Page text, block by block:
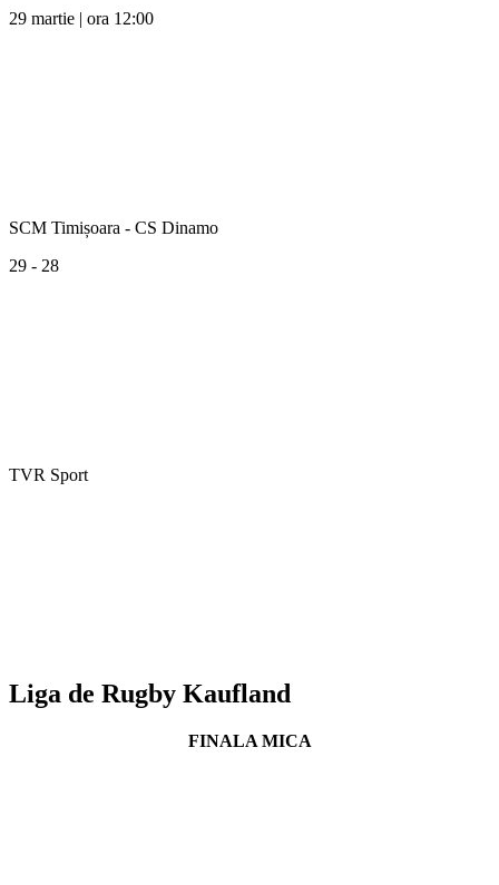
29 martie | ora 12:00
SCM Timișoara - CS Dinamo
29 - 28
TVR Sport
Liga de Rugby Kaufland
FINALA MICA